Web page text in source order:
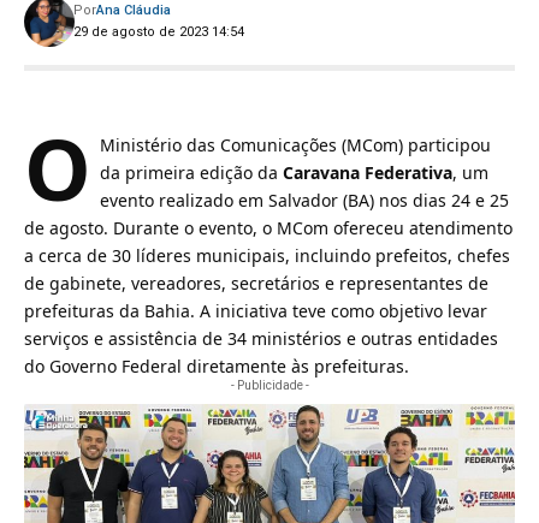
29 de agosto de 2023 14:54
PorAna Cláudia
O Ministério das Comunicações (MCom) participou
da primeira edição da Caravana Federativa, um
evento realizado em Salvador (BA) nos dias 24 e 25
de agosto. Durante o evento, o MCom ofereceu atendimento
a cerca de 30 líderes municipais, incluindo prefeitos, chefes
de gabinete, vereadores, secretários e representantes de
prefeituras da Bahia. A iniciativa teve como objetivo levar
serviços e assistência de 34 ministérios e outras entidades
do Governo Federal diretamente às prefeituras.
- Publicidade -